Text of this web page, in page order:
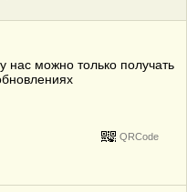
нас можно только получать
QRCode